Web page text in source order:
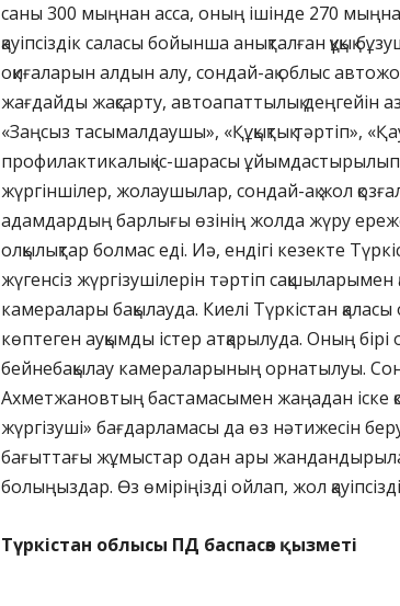
саны 300 мыңнан асса, оның ішінде 270
қауіпсіздік саласы бойынша анықталған құқық
оқиғаларын алдын алу, сондай-ақ облыс
жағдайды жақсарту, автоапаттылық деңгейін
«Заңсыз тасымалдаушы», «Құқықтық тәртіп»,
профилактикалық іс-шарасы ұйымдастырылып
жүргіншілер, жолаушылар, сондай-ақ жол
адамдардың барлығы өзінің жолда жүру
олқылықтар болмас еді. Иә, ендігі кезекте
жүгенсіз жүргізушілерін тәртіп сақшыларымен
камералары бақылауда. Киелі Түркістан
көптеген ауқымды істер атқарылуда. Оның бірі
бейнебақылау камераларының орнатылуы.
Ахметжановтың бастамасымен жаңадан іске
жүргізуші» бағдарламасы да өз нәтижесін
бағыттағы жұмыстар одан ары
болыңыздар. Өз өміріңізді ойлап, жол
Түркістан облысы ПД баспасөз қызметі